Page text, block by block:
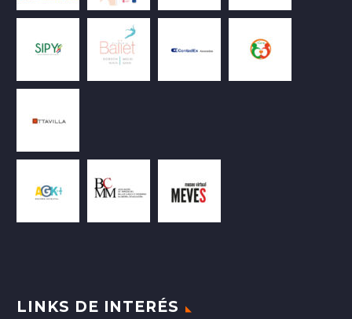
LINKS DE INTERÉS